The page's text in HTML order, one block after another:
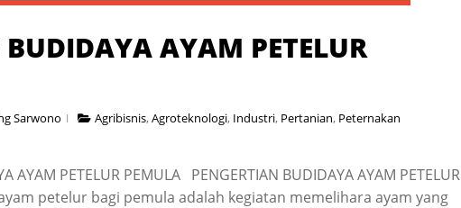
AYAM PETELUR
Sarwono Agribisnis,Agroteknologi, Industri, Pertanian, Peternakan
AYAM PETELUR PEMULA PENGERTIAN BUDIDAYA AYAM PETELUR
petelur bagi pemula adalah kegiatan memelihara ayam yang